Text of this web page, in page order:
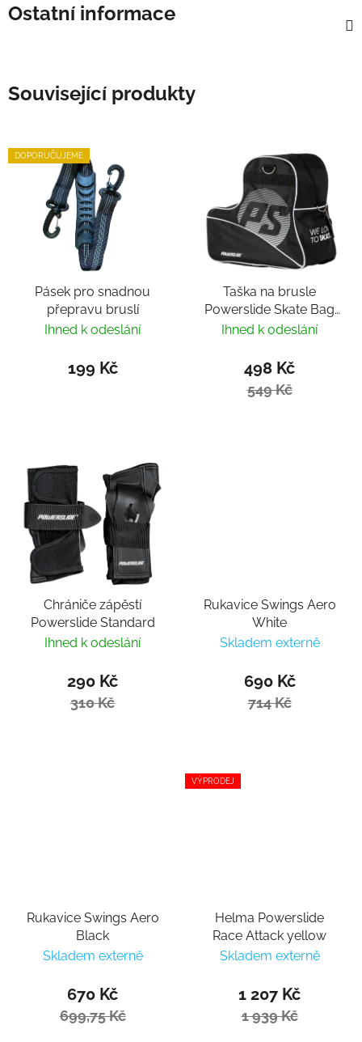
Ostatní informace
Související produkty
DOPORUČUJEME
Pásek pro snadnou
přepravu bruslí
Ihned k odeslání
199 Kč
Taška na brusle
Powerslide Skate Bag
PS II Black
Ihned k odeslání
498 Kč
549 Kč
Chrániče zápěstí
Powerslide Standard
Ihned k odeslání
290 Kč
310 Kč
Rukavice Swings Aero
White
Skladem externě
690 Kč
714 Kč
Rukavice Swings Aero
Black
Skladem externě
670 Kč
699,75 Kč
VÝPRODEJ
Helma Powerslide
Race Attack yellow
Skladem externě
1 207 Kč
1 939 Kč